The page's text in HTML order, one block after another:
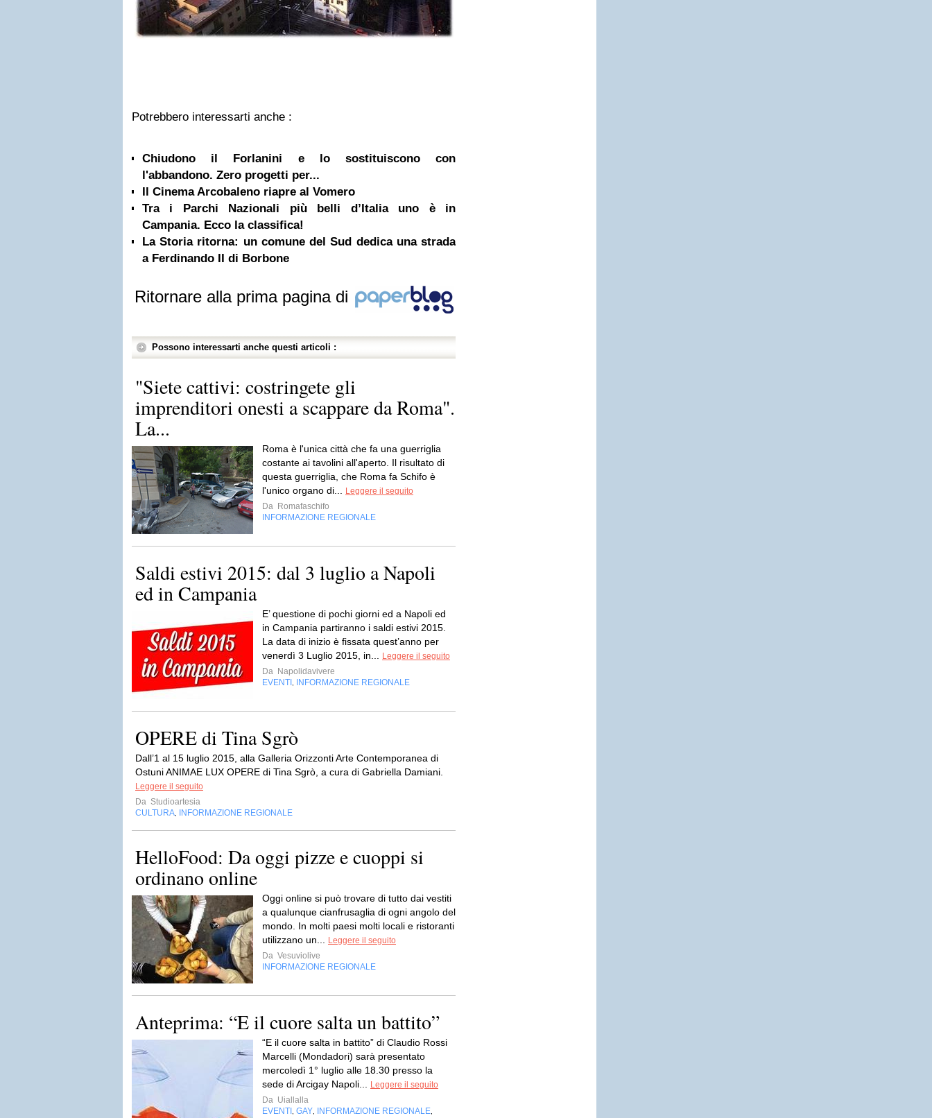
Potrebbero interessarti anche :
Chiudono il Forlanini e lo sostituiscono con
l'abbandono. Zero progetti per...
Il Cinema Arcobaleno riapre al Vomero
Tra i Parchi Nazionali più belli d’Italia uno è in
Campania. Ecco la classifica!
La Storia ritorna: un comune del Sud dedica una strada
a Ferdinando II di Borbone
Ritornare alla prima pagina di
Possono interessarti anche questi articoli :
"Siete cattivi: costringete gli
imprenditori onesti a scappare da Roma".
La...
Roma è l'unica città che fa una guerriglia
costante ai tavolini all'aperto. Il risultato di
questa guerriglia, che Roma fa Schifo è
l'unico organo di...
Leggere il seguito
Da Romafaschifo
INFORMAZIONE REGIONALE
Saldi estivi 2015: dal 3 luglio a Napoli
ed in Campania
E’ questione di pochi giorni ed a Napoli ed
in Campania partiranno i saldi estivi 2015.
La data di inizio è fissata quest’anno per
venerdì 3 Luglio 2015, in...
Leggere il seguito
Da Napolidavivere
EVENTI
INFORMAZIONE REGIONALE
OPERE di Tina Sgrò
Dall’1 al 15 luglio 2015, alla Galleria Orizzonti Arte Contemporanea di
Ostuni ANIMAE LUX OPERE di Tina Sgrò, a cura di Gabriella Damiani.
Leggere il seguito
Da Studioartesia
CULTURA
INFORMAZIONE REGIONALE
HelloFood: Da oggi pizze e cuoppi si
ordinano online
Oggi online si può trovare di tutto dai vestiti
a qualunque cianfrusaglia di ogni angolo del
mondo. In molti paesi molti locali e ristoranti
utilizzano un...
Leggere il seguito
Da Vesuviolive
INFORMAZIONE REGIONALE
Anteprima: “E il cuore salta un battito”
“E il cuore salta in battito” di Claudio Rossi
Marcelli (Mondadori) sarà presentato
mercoledì 1° luglio alle 18.30 presso la
sede di Arcigay Napoli...
Leggere il seguito
Da Uiallalla
EVENTI
GAY INFORMAZIONE REGIONALE